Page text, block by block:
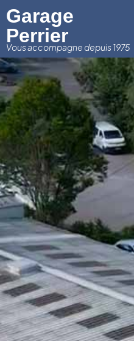
Garage
Perrier
Vous accompagne depuis 1975